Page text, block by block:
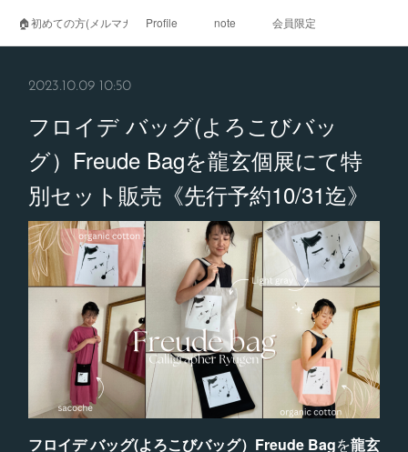
🏠初めての方(メルマガ登録)Profile note 会員限定
2023.10.09 10:50
フロイデ バッグ(よろこびバッ
グ）Freude Bagを龍玄個展にて特
別セット販売《先行予約10/31迄》
フロイデ バッグ(よろこびバッグ）Freude Bagを龍玄